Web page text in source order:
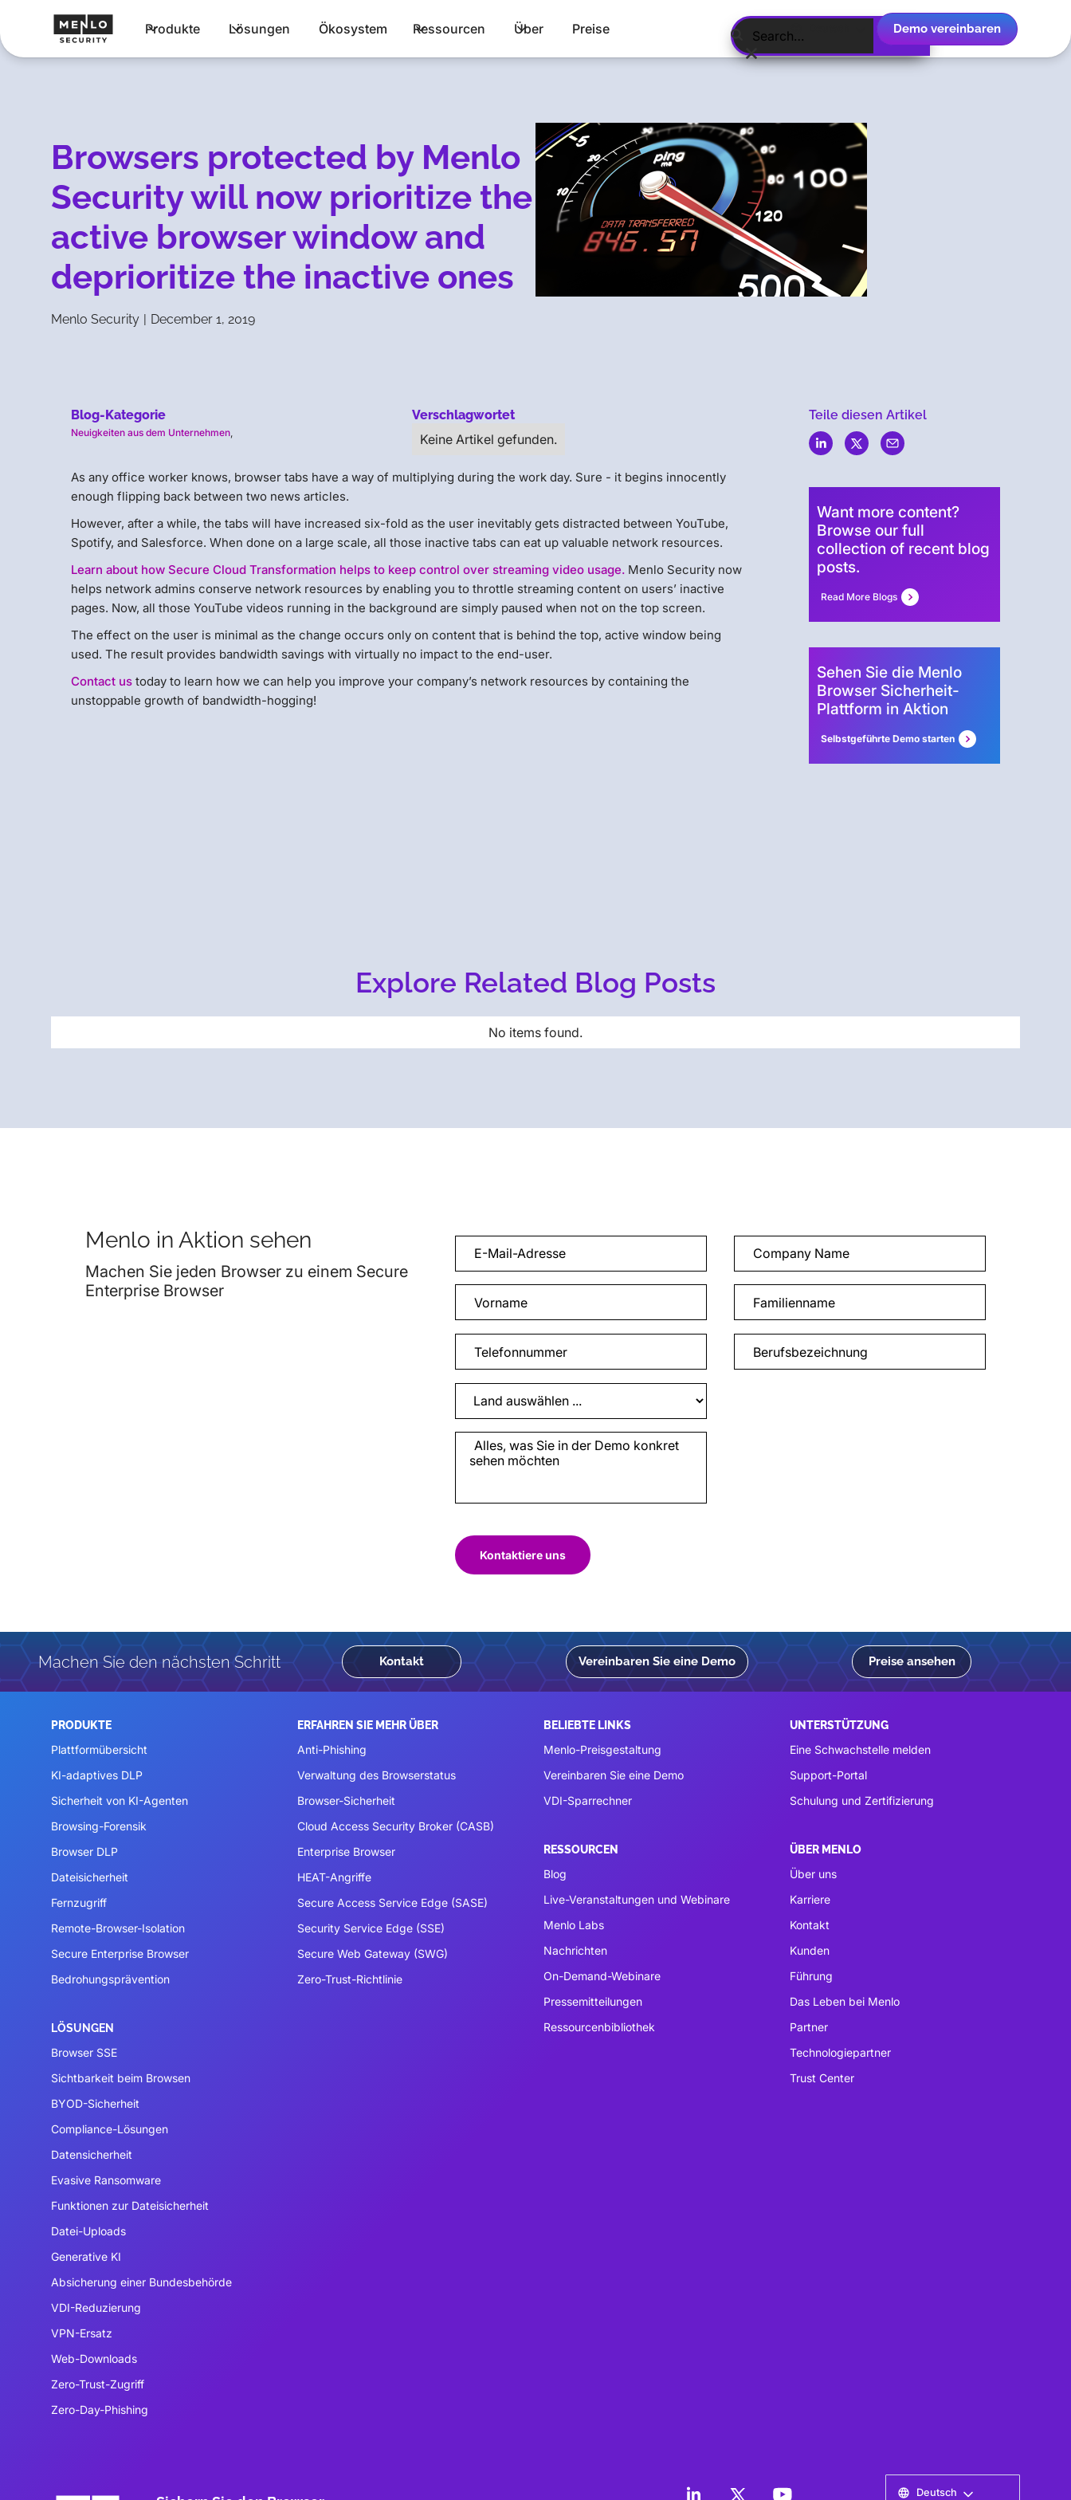
Produkte Lösungen Ökosystem Ressourcen Über Preise Demo vereinbaren
Browsers protected by Menlo
Security will now prioritize the
active browser window and
deprioritize the inactive ones
Menlo Security | December 1, 2019
Blog-Kategorie
Neuigkeiten aus dem Unternehmen,
Verschlagwortet
Keine Artikel gefunden.
As any office worker knows, browser tabs have a way of multiplying during the work day. Sure - it begins innocently
enough flipping back between two news articles.
However, after a while, the tabs will have increased six-fold as the user inevitably gets distracted between YouTube,
Spotify, and Salesforce. When done on a large scale, all those inactive tabs can eat up valuable network resources.
Learn about how Secure Cloud Transformation helps to keep control over streaming video usage. Menlo Security now
helps network admins conserve network resources by enabling you to throttle streaming content on users’ inactive
pages. Now, all those YouTube videos running in the background are simply paused when not on the top screen.
The effect on the user is minimal as the change occurs only on content that is behind the top, active window being
used. The result provides bandwidth savings with virtually no impact to the end-user.
Contact ustoday to learn how we can help you improve your company’s network resources by containing the
unstoppable growth of bandwidth-hogging!
Menlo
Security
Teile diesen Artikel
Want more content?
Browse our full
collection of recent blog
posts.
Read More Blogs
Sehen Sie die Menlo
Browser Sicherheit-
Plattform in Aktion
Selbstgeführte Demo starten
Explore Related Blog Posts
No items found.
Menlo in Aktion sehen
Machen Sie jeden Browser zu einem Secure
Enterprise Browser
Kontaktiere uns
Machen Sie den nächsten Schritt Kontakt Vereinbaren Sie eine Demo Preise ansehen
PRODUKTE
Plattformübersicht
KI-adaptives DLP
Sicherheit von KI-Agenten
Browsing-Forensik
Browser DLP
Dateisicherheit
Fernzugriff
Remote-Browser-Isolation
Secure Enterprise Browser
Bedrohungsprävention
LÖSUNGEN
Browser SSE
Sichtbarkeit beim Browsen
BYOD-Sicherheit
Compliance-Lösungen
Datensicherheit
Evasive Ransomware
Funktionen zur Dateisicherheit
Datei-Uploads
Generative KI
Absicherung einer Bundesbehörde
VDI-Reduzierung
VPN-Ersatz
Web-Downloads
Zero-Trust-Zugriff
Zero-Day-Phishing
ERFAHREN SIE MEHR ÜBER
Anti-Phishing
Verwaltung des Browserstatus
Browser-Sicherheit
Cloud Access Security Broker (CASB)
Enterprise Browser
HEAT-Angriffe
Secure Access Service Edge (SASE)
Security Service Edge (SSE)
Secure Web Gateway (SWG)
Zero-Trust-Richtlinie
BELIEBTE LINKS
Menlo-Preisgestaltung
Vereinbaren Sie eine Demo
VDI-Sparrechner
RESSOURCEN
Blog
Live-Veranstaltungen und Webinare
Menlo Labs
Nachrichten
On-Demand-Webinare
Pressemitteilungen
Ressourcenbibliothek
UNTERSTÜTZUNG
Eine Schwachstelle melden
Support-Portal
Schulung und Zertifizierung
ÜBER MENLO
Über uns
Karriere
Kontakt
Kunden
Führung
Das Leben bei Menlo
Partner
Technologiepartner
Trust Center
Deutsch